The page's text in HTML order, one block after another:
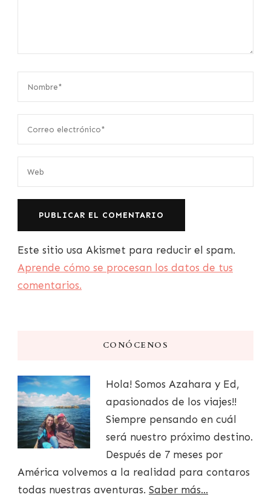
Este sitio usa Akismet para reducir el spam.
Aprende cómo se procesan los datos de tus
comentarios.
CONÓCENOS
Hola! Somos Azahara y Ed,
apasionados de los viajes!!
Siempre pensando en cuál
será nuestro próximo destino.
Después de 7 meses por
América volvemos a la realidad para contaros
todas nuestras aventuras. Saber más...